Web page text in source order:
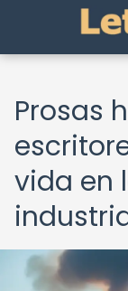
Prosas
vida en